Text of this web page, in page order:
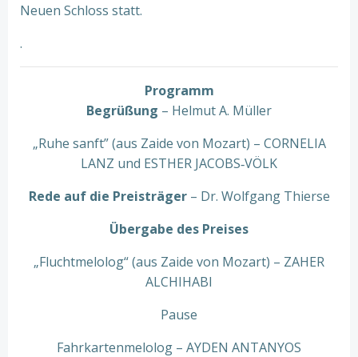
Neuen Schloss statt.
.
Programm
Begrüßung – Helmut A. Müller
„Ruhe sanft” (aus Zaide von Mozart) – CORNELIA
LANZ und ESTHER JACOBS‐VÖLK
Rede auf die Preisträger– Dr. Wolfgang Thierse
Übergabe des Preises
„Fluchtmelolog“ (aus Zaide von Mozart) – ZAHER
ALCHIHABI
Pause
Fahrkartenmelolog – AYDEN ANTANYOS